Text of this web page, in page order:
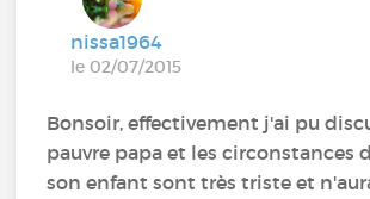
nissa1964
le 02/07/2015
Bonsoir, effectivement j'ai pu
pauvre papa et les circonstances
son enfant sont très triste et